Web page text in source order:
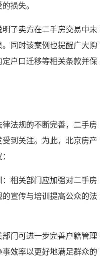
损失。
了卖方在二手房交易中未
同时该案例也提醒广大购
户口迁移等相关条款并保
法规的不断完善，二手房
到关注。为此，北京房产
相关部门应加强对二手房
宣传与培训提高公众的法
门可进一步完善户籍管理
效率以更好地满足群众的